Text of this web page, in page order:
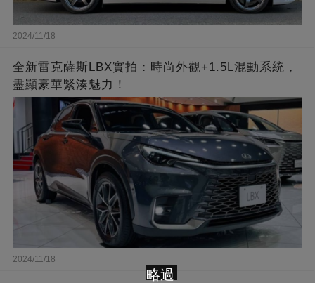
2024/11/18
全新雷克薩斯LBX實拍：時尚外觀+1.5L混動系統，
盡顯豪華緊湊魅力！
2024/11/18
略過